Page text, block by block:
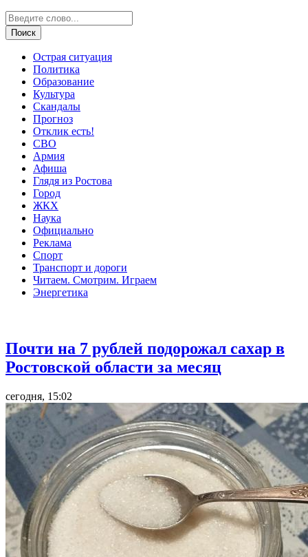
Острая ситуация
Политика
Образование
Культура
Скандалы
Прогноз
Отклик есть!
СВО
Армия
Афиша
Глядя из Ростова
Город
ЖКХ
Наука
Официально
Реклама
Спорт
Транспорт и дороги
Читаем. Смотрим. Играем
Энергетика
Почти на 7 рублей подорожал сахар в
Ростовской области за месяц
сегодня, 15:02